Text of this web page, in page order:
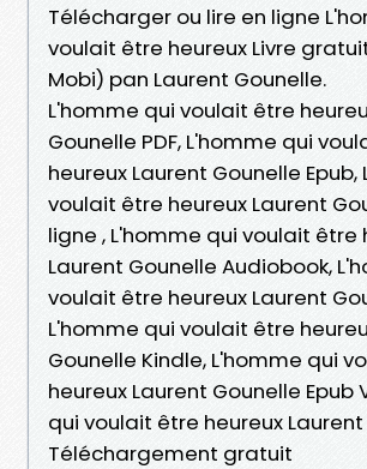
Télécharger ou lire en ligne
voulait être heureux Livre
Mobi) pan Laurent Gounelle.
L'homme qui voulait être
Gounelle PDF, L'homme qui
heureux Laurent Gounelle
voulait être heureux Laurent
ligne , L'homme qui voulait être
Laurent Gounelle Audiobook,
voulait être heureux Laurent
L'homme qui voulait être
Gounelle Kindle, L'homme qui
heureux Laurent Gounelle Epub
qui voulait être heureux
Téléchargement gratuit